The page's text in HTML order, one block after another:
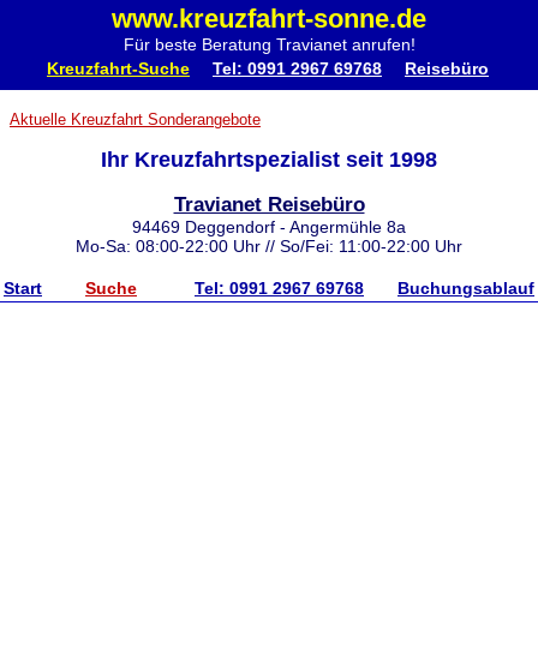
www.kreuzfahrt-sonne.de
Für beste Beratung Travianet anrufen!
Kreuzfahrt-Suche Tel: 0991 2967 69768 Reisebüro
Aktuelle Kreuzfahrt Sonderangebote
Ihr Kreuzfahrtspezialist seit 1998
Travianet Reisebüro
94469 Deggendorf - Angermühle 8a
Mo-Sa: 08:00-22:00 Uhr // So/Fei: 11:00-22:00 Uhr
Start Suche Tel: 0991 2967 69768 Buchungsablauf